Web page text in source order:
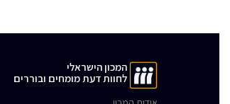
המכון הישראלי
לחוות דעת מומחים ובוררים